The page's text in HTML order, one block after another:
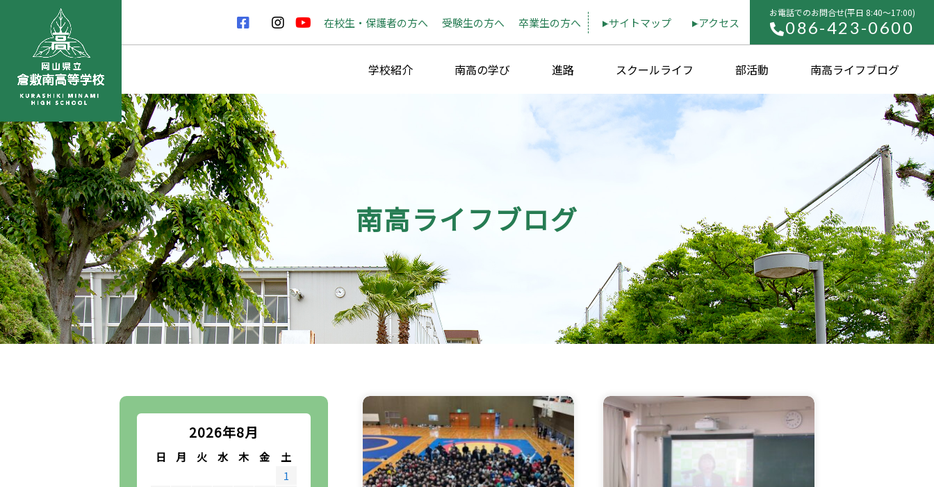
在校生・保護者の方へ 受験生の方へ 卒業生の方へ サイトマップ アクセス
お電話でのお問合せ(平⽇ 8:40〜17:00)
086-423-0600
学校紹介 南高の学び 進路 スクールライフ 部活動 南高ライフブログ
南高ライフブログ
2026年8月
日 月 火 水 木 金
土
1